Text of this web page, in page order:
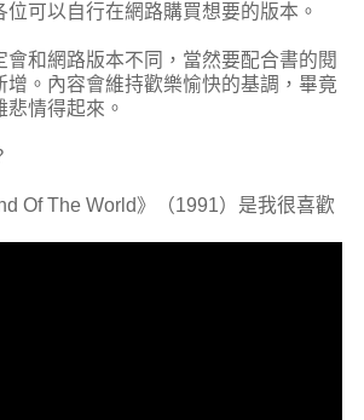
可以自行在網路購買想要的版本。
會和網路版本不同，當然要配合書的閱
增。內容會維持歡樂愉快的基調，畢竟
情得起來。
Of The World》（1991）是我很喜歡